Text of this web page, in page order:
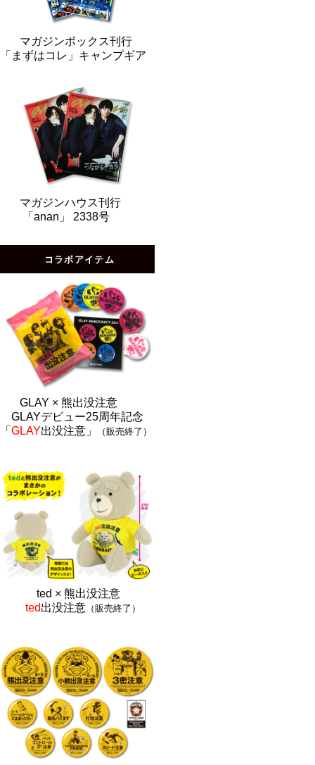
マガジンボックス刊行
「まずはコレ」キャンプギア
マガジンハウス刊行
「anan」 2338号
コラボアイテム
GLAY × 熊出没注意
GLAYデビュー25周年記念
「 GLAY出没注意」 （販売終了）
ted × 熊出没注意
ted出没注意 （販売終了）